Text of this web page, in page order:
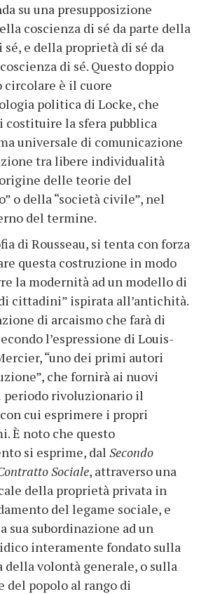
su una presupposizione
coscienza di sé da parte della
e della proprietà di sé da
di sé. Questo doppio
circolare è il cuore
politica di Locke, che
costituire la sfera pubblica
universale di comunicazione
tra libere individualità
delle teorie del
o della “società civile”, nel
del termine.
di Rousseau, si tenta con forza
questa costruzione in modo
la modernità ad un modello di
cittadini” ispirata all’antichità.
di arcaismo che farà di
l’espressione di Louis-
“uno dei primi autori
che fornirà ai nuovi
periodo rivoluzionario il
cui esprimere i propri
È noto che questo
si esprime, dal Secondo
Sociale, attraverso una
della proprietà privata in
del legame sociale, e
sua subordinazione ad un
interamente fondato sulla
della volontà generale, o sulla
del popolo al rango di